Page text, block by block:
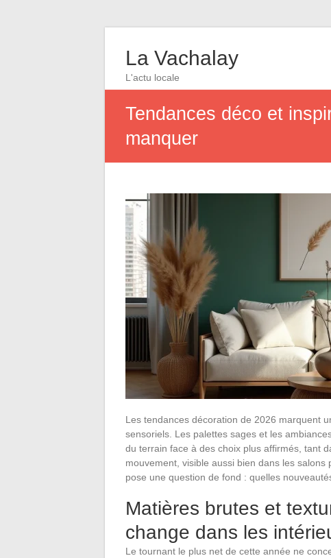
La Vachalay
L'actu locale
Tendances déco et
manquer
Les tendances décoration de 2026 marquent
sensoriels. Les palettes sages et les
du terrain face à des choix plus affirmés, tant
mouvement, visible aussi bien dans les
pose une question de fond : quelles
Matières brutes et
change dans les
Le tournant le plus net de cette année ne